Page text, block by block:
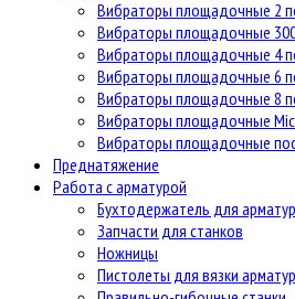
Вибраторы площадочные 2
Вибраторы площадочные
Вибраторы площадочные 4
Вибраторы площадочные 6
Вибраторы площадочные 8
Вибраторы площадочные
Вибраторы площадочные
Преднатяжение
Работа с арматурой
Бухтодержатель для
Запчасти для станков
Ножницы
Пистолеты для вязки